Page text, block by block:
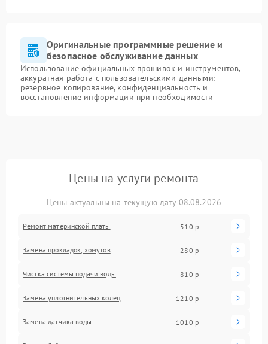
Оригинальные программные решение и
безопасное обслуживание данных
Использование официальных прошивок и инструментов,
аккуратная работа с пользовательскими данными:
резервное копирование, конфиденциальность и
восстановление информации при необходимости
Цены на услуги ремонта
Цены актуальны на текущую дату 08.08.2026
Ремонт материнской платы 510 р
Замена прокладок, хомутов 280 р
Чистка системы подачи воды 810 р
Замена уплотнительных колец 1210 р
Замена датчика воды 1010 р